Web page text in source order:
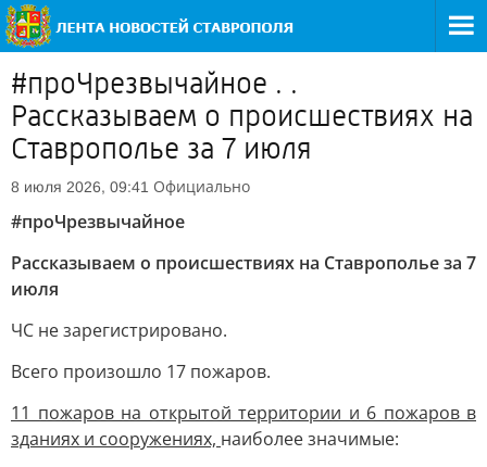
#проЧрезвычайное . .
Рассказываем о происшествиях на
Ставрополье за 7 июля
8 июля 2026, 09:41 Официально
#проЧрезвычайное
Рассказываем о происшествиях на Ставрополье за 7
июля
ЧС не зарегистрировано.
Всего произошло 17 пожаров.
11 пожаров на открытой территории и 6 пожаров в
зданиях и сооружениях, наиболее значимые: